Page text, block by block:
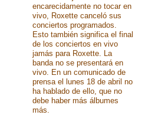
encarecidamente no tocar en
vivo, Roxette canceló sus
conciertos programados.
Esto también significa el final
de los conciertos en vivo
jamás para Roxette. La
banda no se presentará en
vivo. En un comunicado de
prensa el lunes 18 de abril no
ha hablado de ello, que no
debe haber más álbumes
más.